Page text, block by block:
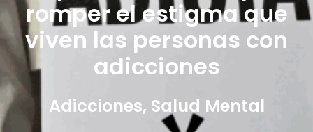
romper el estigma que
viven las personas con
adicciones
Adicciones, Salud Mental